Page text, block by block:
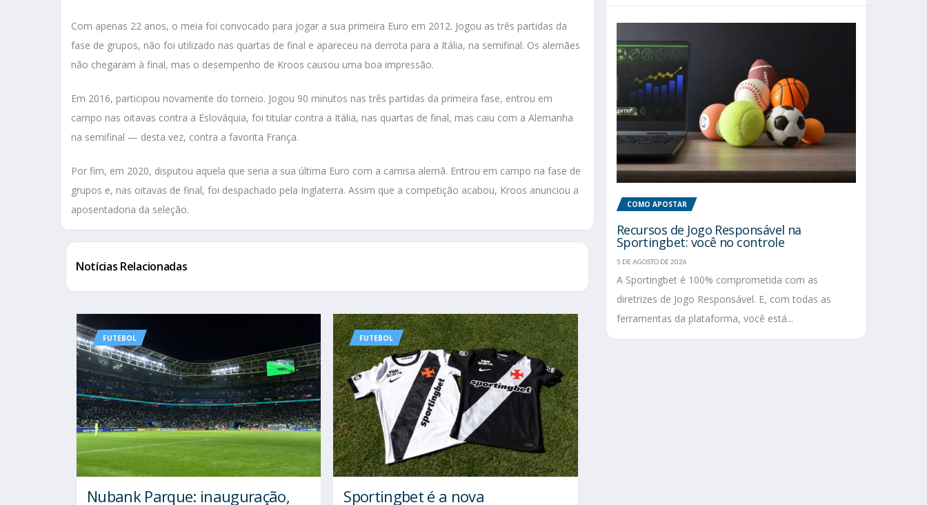
Com apenas 22 anos, o meia foi convocado para jogar a sua primeira Euro em 2012. Jogou as três partidas da
fase de grupos, não foi utilizado nas quartas de final e apareceu na derrota para a Itália, na semifinal. Os alemães
não chegaram à final, mas o desempenho de Kroos causou uma boa impressão.
Em 2016, participou novamente do torneio. Jogou 90 minutos nas três partidas da primeira fase, entrou em
campo nas oitavas contra a Eslováquia, foi titular contra a Itália, nas quartas de final, mas caiu com a Alemanha
na semifinal — desta vez, contra a favorita França.
Por fim, em 2020, disputou aquela que seria a sua última Euro com a camisa alemã. Entrou em campo na fase de
grupos e, nas oitavas de final, foi despachado pela Inglaterra. Assim que a competição acabou, Kroos anunciou a
aposentadoria da seleção.
Notícias Relacionadas
FUTEBOL
Nubank Parque: inauguração,
FUTEBOL
Sportingbet é a nova
COMO APOSTAR
Recursos de Jogo Responsável na
Sportingbet: você no controle
5 DE AGOSTO DE 2026
A Sportingbet é 100% comprometida com as
diretrizes de Jogo Responsável. E, com todas as
ferramentas da plataforma, você está...